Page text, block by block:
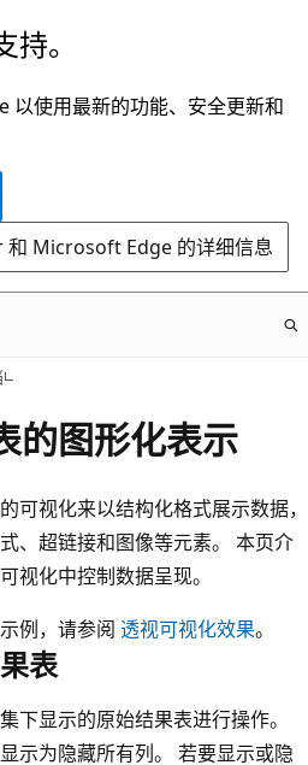
。
使用最新的功能、安全更新和
Microsoft Edge 的详细信息
的图形化表示
可视化来以结构化格式展示数据，
、超链接和图像等元素。 本页介
视化中控制数据呈现。
例，请参阅 透视可视化效果。
表
下显示的原始结果表进行操作。
示为隐藏所有列。 若要显示或隐